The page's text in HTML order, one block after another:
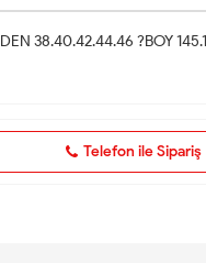
38.40.42.44.46 ?BOY
Telefon ile Sipariş